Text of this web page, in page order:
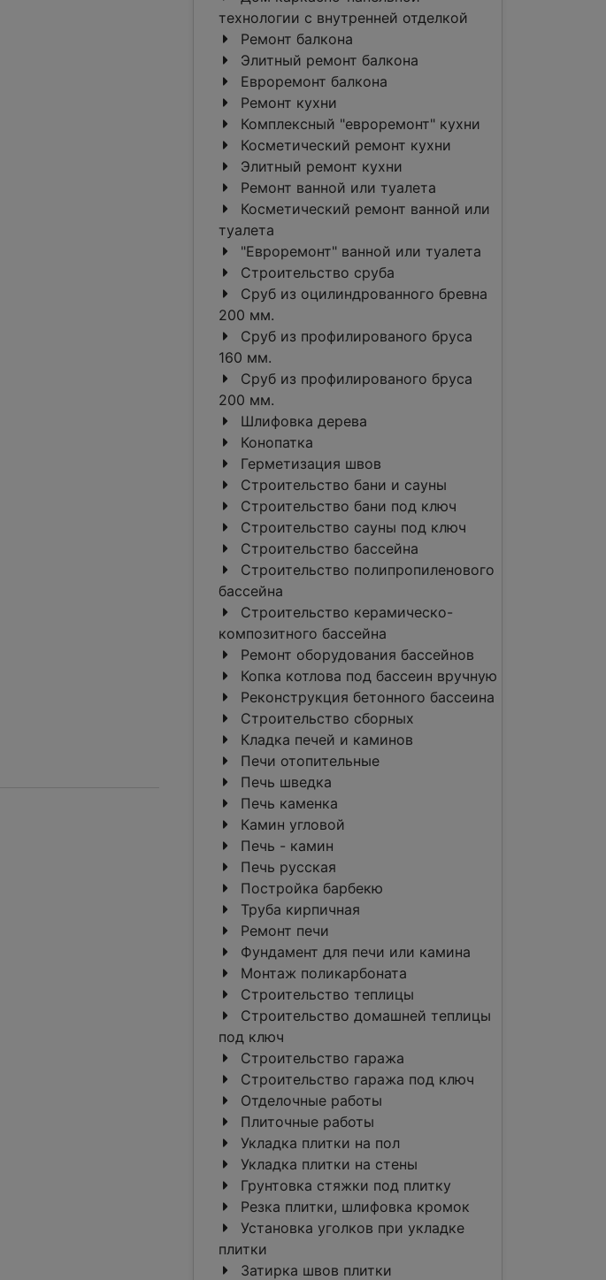
технологии с внутренней отделкой
Ремонт балкона
Элитный ремонт балкона
Евроремонт балкона
Ремонт кухни
Комплексный "евроремонт" кухни
Косметический ремонт кухни
Элитный ремонт кухни
Ремонт ванной или туалета
Косметический ремонт ванной или
туалета
"Евроремонт" ванной или туалета
Строительство сруба
Сруб из оцилиндрованного бревна
200 мм.
Сруб из профилированого бруса
160 мм.
Сруб из профилированого бруса
200 мм.
Шлифовка дерева
Конопатка
Герметизация швов
Строительство бани и сауны
Строительство бани под ключ
Строительство сауны под ключ
Строительство бассейна
Строительство полипропиленового
бассейна
Строительство керамическо-
композитного бассейна
Ремонт оборудования бассейнов
Копка котлова под бассеин вручную
Реконструкция бетонного бассеина
Строительство сборных
Кладка печей и каминов
Печи отопительные
Печь шведка
Печь каменка
Камин угловой
Печь - камин
Печь русская
Постройка барбекю
Труба кирпичная
Ремонт печи
Фундамент для печи или камина
Монтаж поликарбоната
Строительство теплицы
Строительство домашней теплицы
под ключ
Строительство гаража
Строительство гаража под ключ
Отделочные работы
Плиточные работы
Укладка плитки на пол
Укладка плитки на стены
Грунтовка стяжки под плитку
Резка плитки, шлифовка кромок
Установка уголков при укладке
плитки
Затирка швов плитки